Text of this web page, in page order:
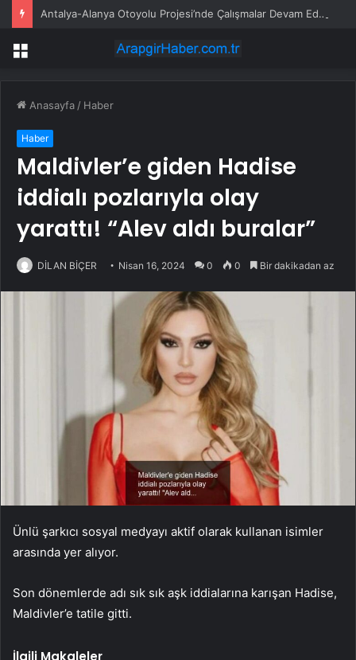
Antalya-Alanya Otoyolu Projesi’nde Çalışmalar Devam Ediyor
Menü
Anasayfa / Haber
Haber
Maldivler’e giden Hadise
iddialı pozlarıyla olay
yarattı! “Alev aldı buralar”
DİLAN BİÇER Nisan 16, 2024 0 0 Bir dakikadan az
Ünlü şarkıcı sosyal medyayı aktif olarak kullanan isimler
arasında yer alıyor.
Son dönemlerde adı sık sık aşk iddialarına karışan Hadise,
Maldivler’e tatile gitti.
İlgili Makaleler